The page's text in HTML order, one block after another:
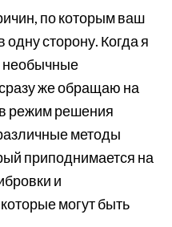
по которым ваш
сторону. Когда я
необычные
же обращаю на
режим решения
методы
приподнимается на
и
могут быть